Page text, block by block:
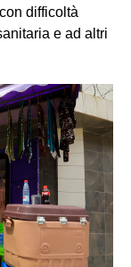
difficoltà
e ad altri